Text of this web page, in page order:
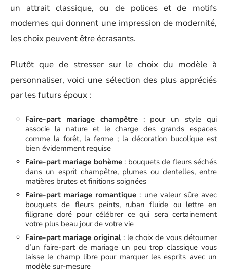
un attrait classique, ou de polices et de motifs
modernes qui donnent une impression de modernité,
les choix peuvent être écrasants.
Plutôt que de stresser sur le choix du modèle à
personnaliser, voici une sélection des plus appréciés
par les futurs époux :
Faire-part mariage champêtre: pour un style qui
associe la nature et le charge des grands espaces
comme la forêt, la ferme ; la décoration bucolique est
bien évidemment requise
Faire-part mariage bohème: bouquets de fleurs séchés
dans un esprit champêtre, plumes ou dentelles, entre
matières brutes et finitions soignées
Faire-part mariage romantique : une valeur sûre avec
bouquets de fleurs peints, ruban fluide ou lettre en
filigrane doré pour célébrer ce qui sera certainement
votre plus beau jour de votre vie
Faire-part mariage original: le choix de vous détourner
d’un faire-part de mariage un peu trop classique vous
laisse le champ libre pour marquer les esprits avec un
modèle sur-mesure